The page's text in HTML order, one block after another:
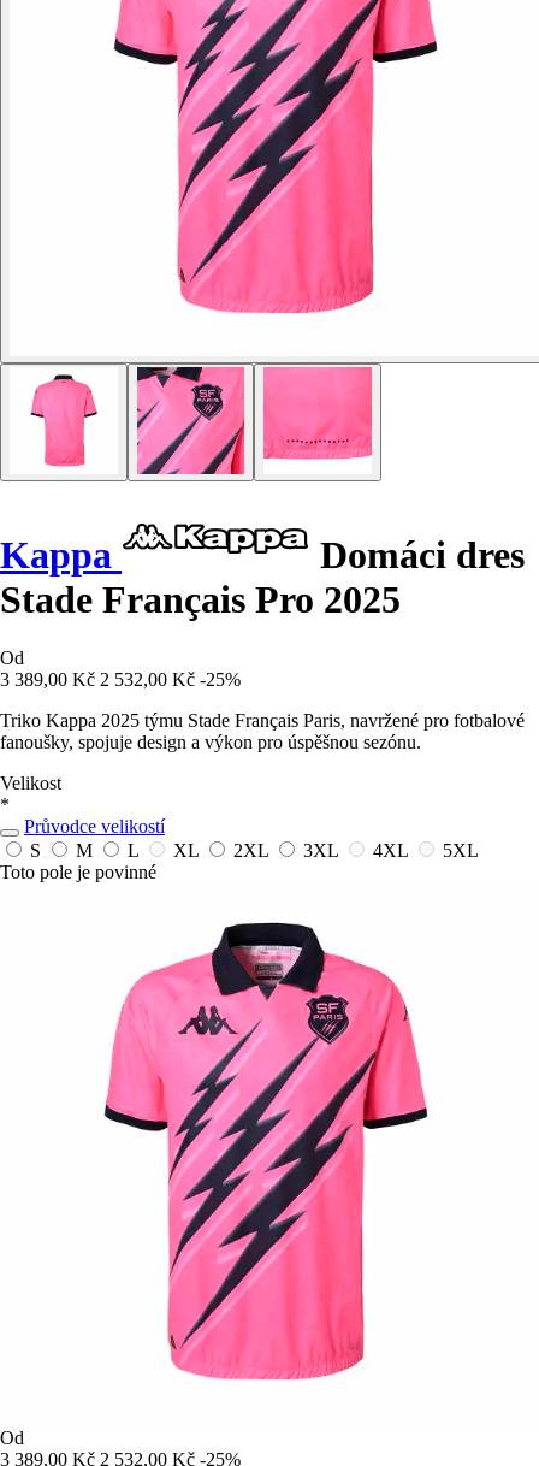
Kappa
Domáci dres
Stade Français Pro 2025
Od
3 389,00 Kč 2 532,00 Kč -25%
Triko Kappa 2025 týmu Stade Français Paris, navržené pro fotbalové
fanoušky, spojuje design a výkon pro úspěšnou sezónu.
Velikost
*
Průvodce velikostí
S
M L XL 2XL 3XL 4XL
5XL
Toto pole je povinné
Od
3 389,00 Kč 2 532,00 Kč -25%